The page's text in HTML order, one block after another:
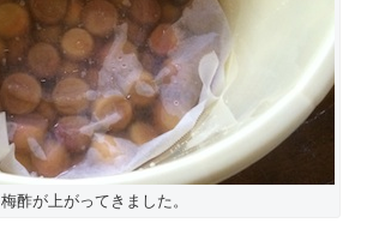
梅酢が上がってきました。